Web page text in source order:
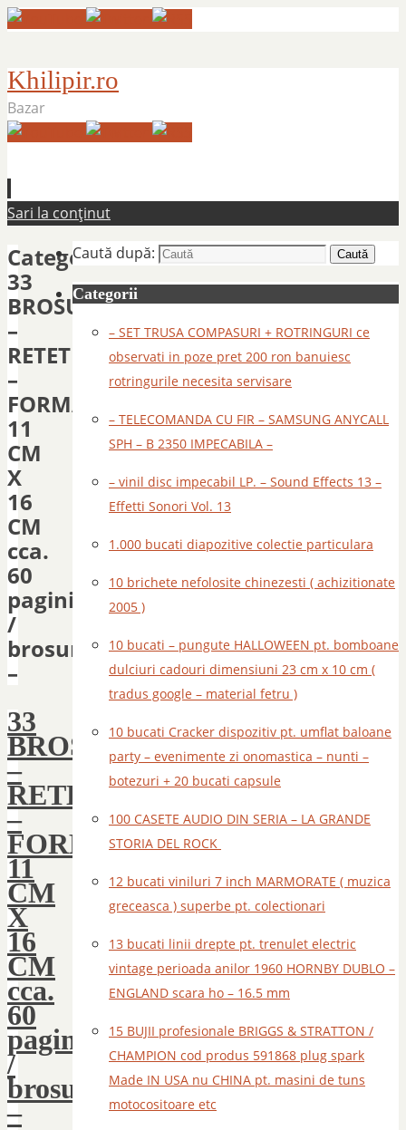
Khilipir.ro
Bazar
Sari la conținut
Categorie:
33
BROSURI
–
RETETE
–
FORMAT
11
CM
X
16
CM
cca.
60
pagini
/
brosura
–
33
BROSURI
–
RETETE
–
FORMAT
11
CM
X
16
CM
cca.
60
pagini
/
brosura
–
Caută după: Caută
Categorii
– SET TRUSA COMPASURI + ROTRINGURI ce
observati in poze pret 200 ron banuiesc
rotringurile necesita servisare
– TELECOMANDA CU FIR – SAMSUNG ANYCALL
SPH – B 2350 IMPECABILA –
– vinil disc impecabil LP. – Sound Effects 13 –
Effetti Sonori Vol. 13
1.000 bucati diapozitive colectie particulara
10 brichete nefolosite chinezesti ( achizitionate
2005 )
10 bucati – pungute HALLOWEEN pt. bomboane
dulciuri cadouri dimensiuni 23 cm x 10 cm (
tradus google – material fetru )
10 bucati Cracker dispozitiv pt. umflat baloane
party – evenimente zi onomastica – nunti –
botezuri + 20 bucati capsule
100 CASETE AUDIO DIN SERIA – LA GRANDE
STORIA DEL ROCK
12 bucati viniluri 7 inch MARMORATE ( muzica
greceasca ) superbe pt. colectionari
13 bucati linii drepte pt. trenulet electric
vintage perioada anilor 1960 HORNBY DUBLO –
ENGLAND scara ho – 16.5 mm
15 BUJII profesionale BRIGGS & STRATTON /
CHAMPION cod produs 591868 plug spark
Made IN USA nu CHINA pt. masini de tuns
motocositoare etc